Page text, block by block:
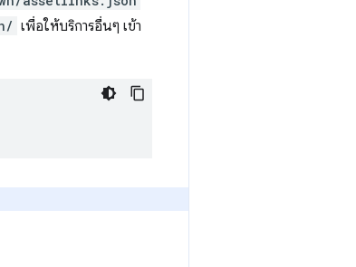
เพื่อให้บริการอื่นๆ เข้า